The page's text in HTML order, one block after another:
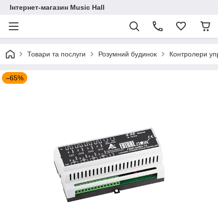
Інтернет-магазин Music Hall
Товари та послуги Розумний будинок Контролери
–65%